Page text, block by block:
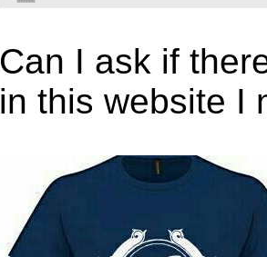
Can I ask if
in this website I